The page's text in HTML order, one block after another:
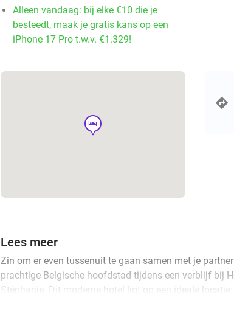
Alleen vandaag: bij elke €10 die je
besteedt, maak je gratis kans op een
iPhone 17 Pro t.w.v. €1.329!
hotel
Lees meer
Zin om er even tussenuit te gaan samen met je
prachtige Belgische hoofdstad tijdens een verblijf bij
Stéphanie. Dit moderne hotel ligt op een ideale